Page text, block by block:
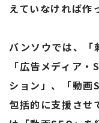
えていなければ作
バンソウでは、「
「広告メディア
ション」、「動画
包括的に支援させ